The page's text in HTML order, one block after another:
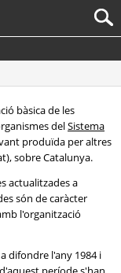
bàsica de les
delSistema
produïda per altres
sobre Catalunya.
actualitzades a
són de caràcter
l'organització
difondre l'any 1984 i